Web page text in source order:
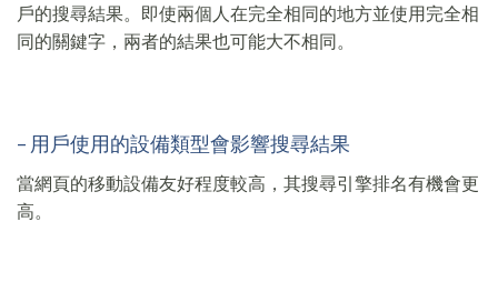
戶的搜尋結果。即使兩個人在完全相同的地方並使用完全相
同的關鍵字，兩者的結果也可能大不相同。
– 用戶使用的設備類型會影響搜尋結果
當網頁的移動設備友好程度較高，其搜尋引擎排名有機會更
高。